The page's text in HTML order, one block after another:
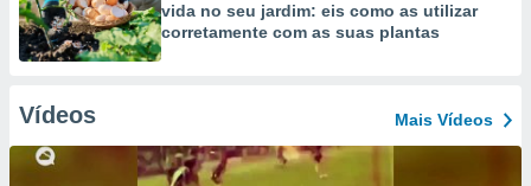
vida no seu jardim: eis como as utilizar
corretamente com as suas plantas
Vídeos Mais Vídeos